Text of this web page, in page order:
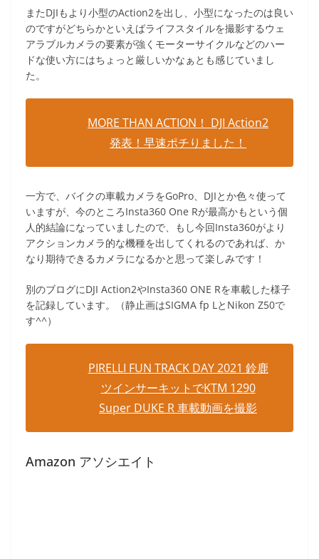
またDJIもより小型のAction2を出し、小型になったのは良い
のですがどちらかといえばライフスタイルを撮影するウェ
アラブルカメラの要素が強くモーターサイクルなどのハー
ドな使い方にはちょっと厳しいかなぁとも感じていまし
た。
MORE THAN ACTION！ DJI Action2
発表！早速ポチりました！
一方で、バイクの車載カメラをGoPro、DJIとか色々使って
いますが、今のところInsta360 One Rが最高かもという個
人的結論になっていましたので、もし今回Insta360がより
アクションカメラ的な機種を出してくれるのであれば、か
なり期待できるカメラになるかと思って楽しみです！
別のブログにDJI Action2やInsta360 ONE Rを車載した様子
を記録しています。（静止画はSIGMA fp LとNikon Z50で
す^^）
PIRELLI FUN TRACK DAY 2021 鈴鹿
ツインサーキットでKTM 1290
Super DUKE R 車載動画を撮影
Amazon アソシエイト